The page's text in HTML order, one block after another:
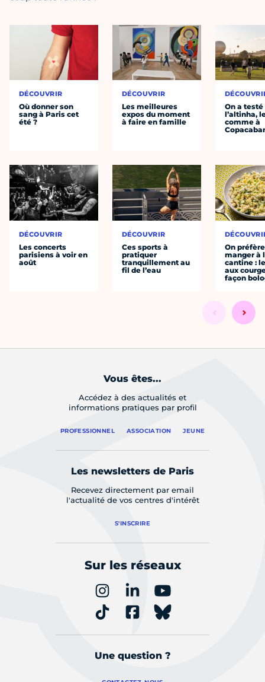
DÉCOUVRIR
Où donner son
sang à Paris cet
été ?
DÉCOUVRIR
Les concerts
parisiens à voir en
août
DÉCOUVRIR
Les meilleures
expos du moment
à faire en famille
DÉCOUVRIR
Ces sports à
pratiquer
tranquillement au
fil de l’eau
On a testé
l’altinha,
comme à
On préfère
manger à
cantine :
aux
façon
Vous êtes...
Accédez à des actualités et
informations pratiques par profil
PROFESSIONNEL ASSOCIATION JEUNE
Les newsletters de Paris
Recevez directement par email
l'actualité de vos centres d'intérêt
S'INSCRIRE
Sur les réseaux
Une question ?